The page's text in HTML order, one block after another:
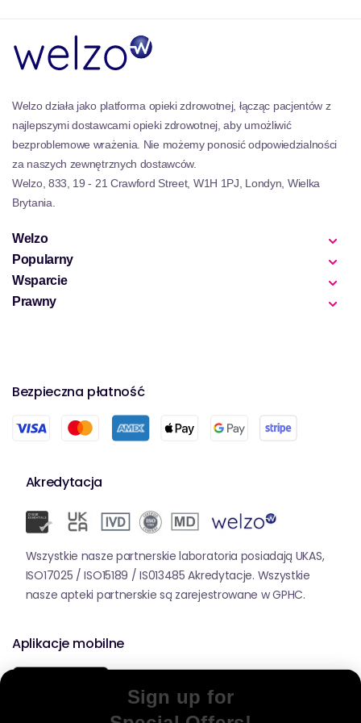
Te słynne markiSuplementy Welzo
zobowiązanie do innowacji i przejrzystości w
wszystko związane z problemami zdrowotnymi.
Wybór suplementów od tych marek zapewnia
odpowiednią inwestycję w opiekę zdrowotną.
Odwiedź nas, aby kupićWitaminy i minerały Welzo
Welzo działa jako platforma opieki zdrowotnej, łącząc pacjentów z
najlepszymi dostawcami opieki zdrowotnej, aby umożliwić
bezproblemowe wrażenia. Nie możemy ponosić odpowiedzialności
za naszych zewnętrznych dostawców.
Welzo, 833, 19 - 21 Crawford Street, W1H 1PJ, Londyn, Wielka
Brytania.
Welzo
Popularny
Wsparcie
Prawny
Bezpieczna płatność
Akredytacja
Wszystkie nasze partnerskie laboratoria posiadają UKAS,
ISO17025 / ISO15189 / IS013485 Akredytacje. Wszystkie
nasze apteki partnerskie są zarejestrowane w GPHC.
Aplikacje mobilne
Sign up for